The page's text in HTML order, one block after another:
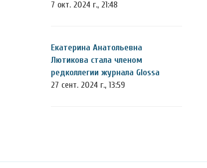
7 окт. 2024 г., 21:48
Екатерина Анатольевна
Лютикова стала членом
редколлегии журнала Glossa
27 сент. 2024 г., 13:59